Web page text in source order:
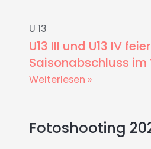
U 13
U13 III und U13 IV
Saisonabschluss im
Weiterlesen »
Fotoshooting